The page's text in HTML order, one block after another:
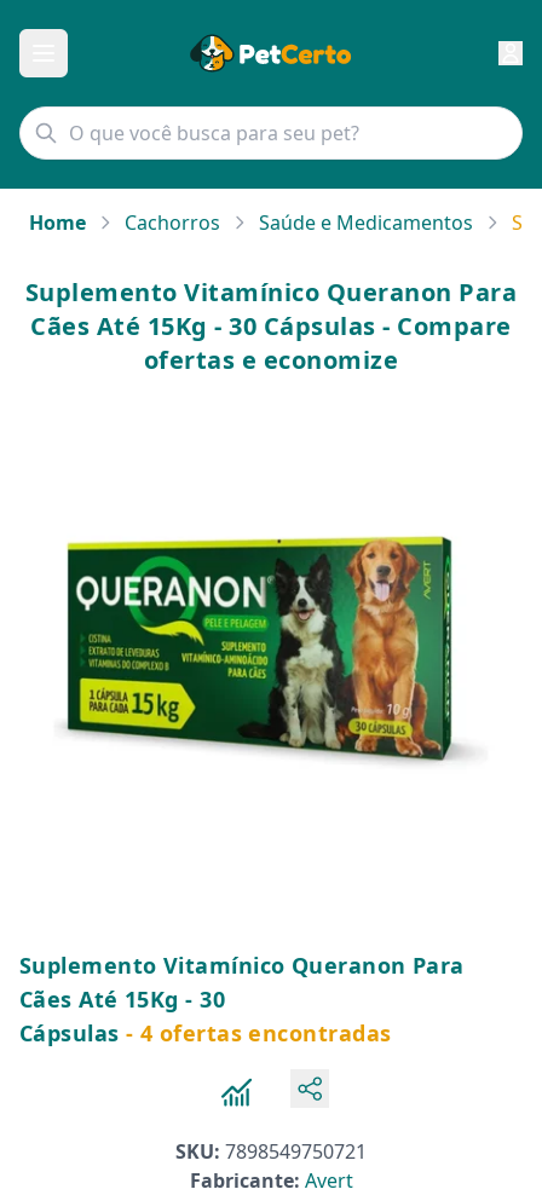
Home Cachorros Saúde e Medicamentos
Suplemento Vitamínico Queranon Para
Cães Até 15Kg - 30 Cápsulas - Compare
ofertas e economize
Suplemento Vitamínico Queranon Para
Cães Até 15Kg - 30
Cápsulas - 4 ofertas encontradas
SKU: 7898549750721
Fabricante: Avert